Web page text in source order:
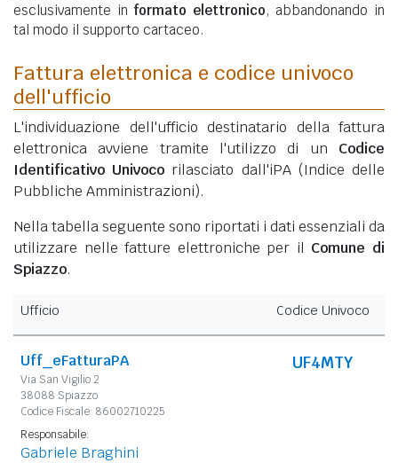
esclusivamente in formato elettronico, abbandonando in
tal modo il supporto cartaceo.
Fattura elettronica e codice univoco
dell'ufficio
L'individuazione dell'ufficio destinatario della fattura
elettronica avviene tramite l'utilizzo di un Codice
Identificativo Univoco rilasciato dall'iPA (Indice delle
Pubbliche Amministrazioni).
Nella tabella seguente sono riportati i dati essenziali da
utilizzare nelle fatture elettroniche per il Comune di
Spiazzo.
Ufficio Codice Univoco
Uff_eFatturaPA
Via San Vigilio 2
38088 Spiazzo
Codice Fiscale: 86002710225
UF4MTY
Responsabile:
Gabriele Braghini